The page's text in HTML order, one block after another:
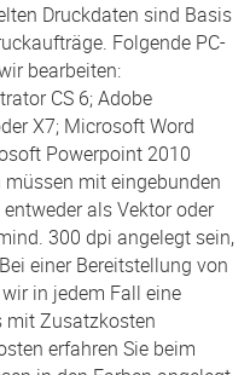
Druckdaten sind Basis
Folgende PC-
bearbeiten:
CS 6; Adobe
X7; Microsoft Word
Powerpoint 2010
mit eingebunden
als Vektor oder
300 dpi angelegt sein,
einer Bereitstellung von
in jedem Fall eine
mit Zusatzkosten
erfahren Sie beim